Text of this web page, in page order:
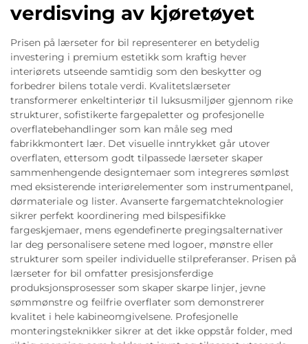
verdisving av kjøretøyet
Prisen på lærseter for bil representerer en betydelig
investering i premium estetikk som kraftig hever
interiørets utseende samtidig som den beskytter og
forbedrer bilens totale verdi. Kvalitetslærseter
transformerer enkeltinteriør til luksusmiljøer gjennom rike
strukturer, sofistikerte fargepaletter og profesjonelle
overflatebehandlinger som kan måle seg med
fabrikkmontert lær. Det visuelle inntrykket går utover
overflaten, ettersom godt tilpassede lærseter skaper
sammenhengende designtemaer som integreres sømløst
med eksisterende interiørelementer som instrumentpanel,
dørmateriale og lister. Avanserte fargematchteknologier
sikrer perfekt koordinering med bilspesifikke
fargeskjemaer, mens egendefinerte pregingsalternativer
lar deg personalisere setene med logoer, mønstre eller
strukturer som speiler individuelle stilpreferanser. Prisen på
lærseter for bil omfatter presisjonsferdige
produksjonsprosesser som skaper skarpe linjer, jevne
sømmønstre og feilfrie overflater som demonstrerer
kvalitet i hele kabineomgivelsene. Profesjonelle
monteringsteknikker sikrer at det ikke oppstår folder, med